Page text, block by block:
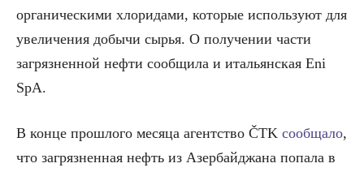
органическими хлоридами, которые используют для
увеличения добычи сырья. О получении части
загрязненной нефти сообщила и итальянская Eni
SpA.
В конце прошлого месяца агентство ČTK сообщало,
что загрязненная нефть из Азербайджана попала в